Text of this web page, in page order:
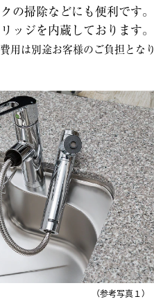
の掃除などにも便利です。
ッジを内蔵しております。
用は別途お客様のご負担となり
（参考写真１）